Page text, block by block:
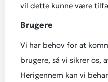
vil dette kunne være
Brugere
Vi har behov for at
brugere, så vi sikrer os,
Herigennem kan vi